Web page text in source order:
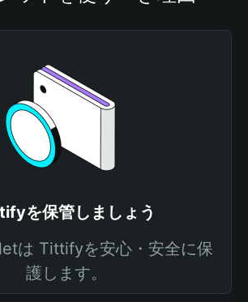
を保管しましょう
は Tittifyを安心・安全に保
護します。